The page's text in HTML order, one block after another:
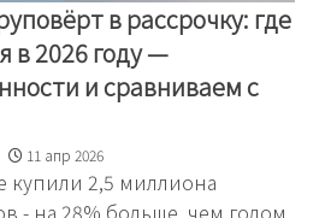
в рассрочку: где
в 2026 году —
и сравниваем с
11 апр 2026
купили 2,5 миллиона
- на 28% больше, чем годом